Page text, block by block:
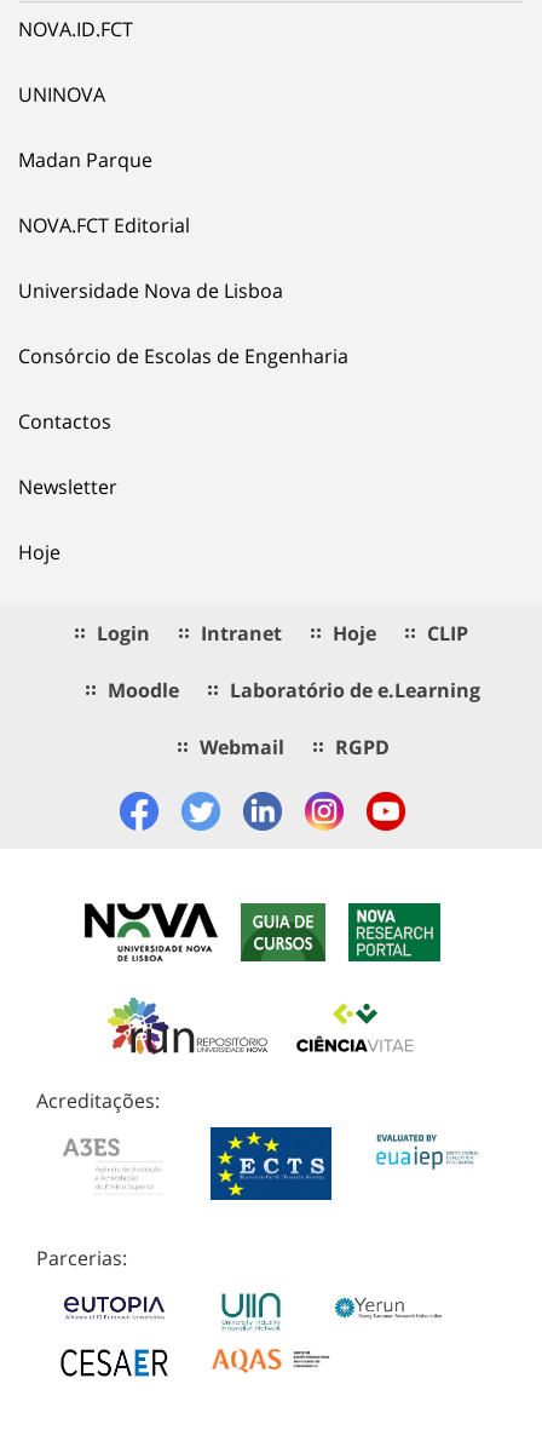
NOVA.ID.FCT
UNINOVA
Madan Parque
NOVA.FCT Editorial
Universidade Nova de Lisboa
Consórcio de Escolas de Engenharia
Contactos
Newsletter
Hoje
Login Intranet Hoje CLIP
Moodle Laboratório de e.Learning
Webmail RGPD
Acreditações:
Parcerias: